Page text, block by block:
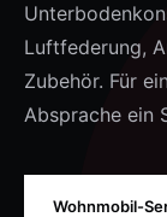
Luftfederung,
Zubehör. Für
Absprache ein
Wohnmobil-